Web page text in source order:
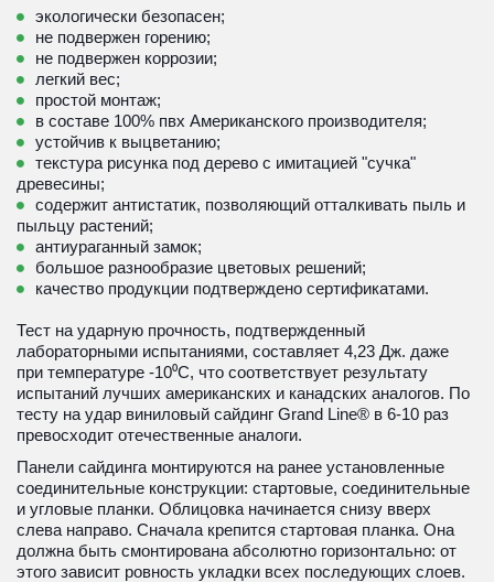
экологически безопасен;
не подвержен горению;
не подвержен коррозии;
легкий вес;
простой монтаж;
в составе 100% пвх Американского производителя;
устойчив к выцветанию;
текстура рисунка под дерево с имитацией "сучка"
древесины;
содержит антистатик, позволяющий отталкивать пыль и
пыльцу растений;
антиураганный замок;
большое разнообразие цветовых решений;
качество продукции подтверждено сертификатами.
Тест на ударную прочность, подтвержденный
лабораторными испытаниями, составляет 4,23 Дж. даже
при температуре -10⁰С, что соответствует результату
испытаний лучших американских и канадских аналогов. По
тесту на удар виниловый сайдинг Grand Line® в 6-10 раз
превосходит отечественные аналоги.
Панели сайдинга монтируются на ранее установленные
соединительные конструкции: стартовые, соединительные
и угловые планки. Облицовка начинается снизу вверх
слева направо. Сначала крепится стартовая планка. Она
должна быть смонтирована абсолютно горизонтально: от
этого зависит ровность укладки всех последующих слоев.